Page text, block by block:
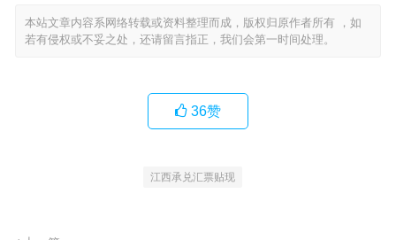
本站文章内容系网络转载或资料整理而成，版权归原作者所有 ，如
若有侵权或不妥之处，还请留言指正，我们会第一时间处理。
36赞
江西承兑汇票贴现